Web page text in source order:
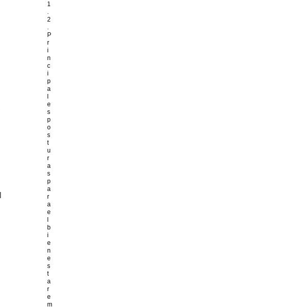
1
.
2
.
P
r
i
n
c
i
p
a
e
s
p
o
s
t
u
r
a
s
p
a
r
a
e
b
i
e
n
e
s
t
a
r
e
m